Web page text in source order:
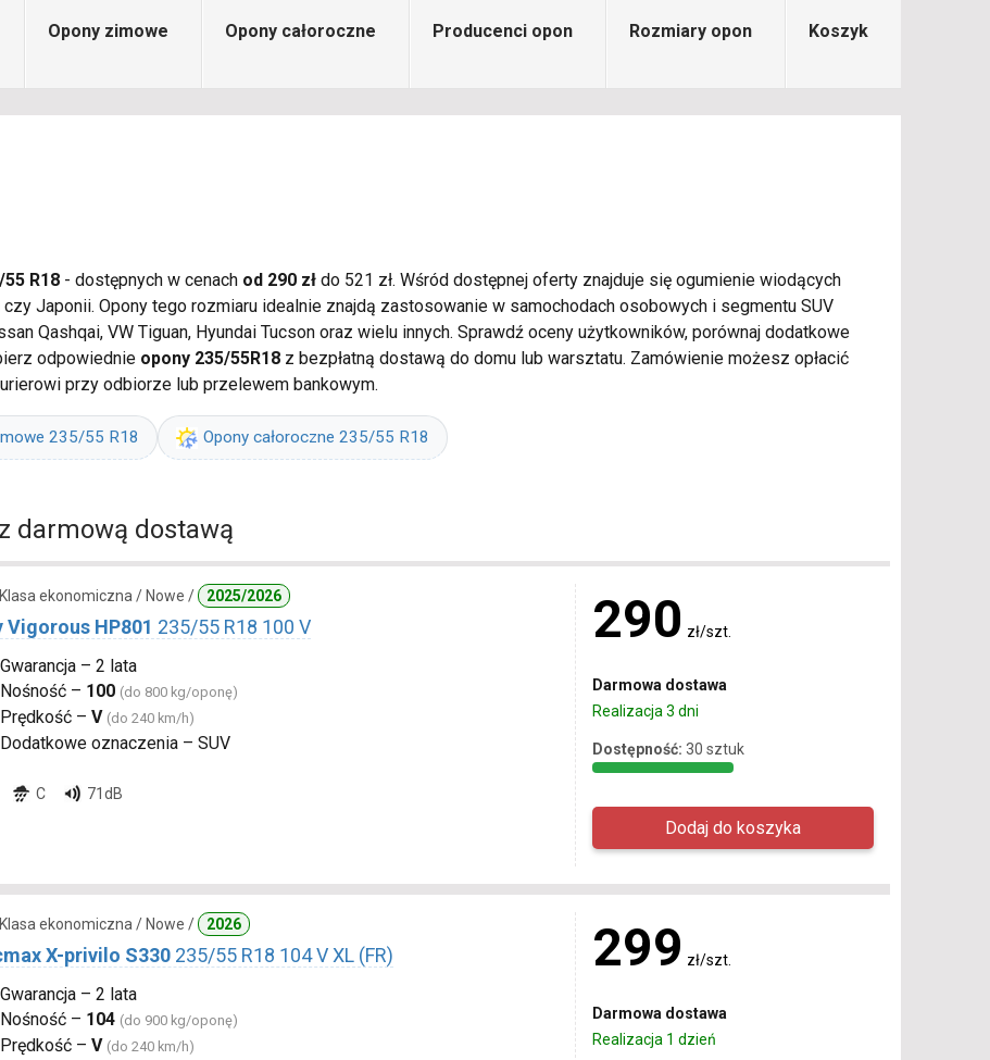
Opony zimowe Opony całoroczne Producenci opon Rozmiary opon Koszyk
55 R18 - dostępnych w cenach od 290 zł do 521 zł. Wśród dostępnej oferty znajduje się ogumienie wiodących
czy Japonii. Opony tego rozmiaru idealnie znajdą zastosowanie w samochodach osobowych i segmentu SUV
Qashqai, VW Tiguan, Hyundai Tucson oraz wielu innych. Sprawdź oceny użytkowników, porównaj dodatkowe
odpowiednie opony 235/55R18 z bezpłatną dostawą do domu lub warsztatu. Zamówienie możesz opłacić
przy odbiorze lub przelewem bankowym.
235/55 R18 Opony całoroczne 235/55 R18
z darmową dostawą
ekonomiczna / Nowe / 2025/2026
Vigorous HP801 235/55 R18 100 V
Gwarancja – 2 lata
Nośność – 100 (do 800 kg/oponę)
Prędkość – V (do 240 km/h)
Dodatkowe oznaczenia – SUV
C 71dB
290 zł/szt.
Darmowa dostawa
Realizacja 3 dni
Dostępność: 30 sztuk
ekonomiczna / Nowe / 2026
X-privilo S330 235/55 R18 104 V XL (FR)
Gwarancja – 2 lata
Nośność – 104 (do 900 kg/oponę)
Prędkość – V (do 240 km/h)
299 zł/szt.
Darmowa dostawa
Realizacja 1 dzień